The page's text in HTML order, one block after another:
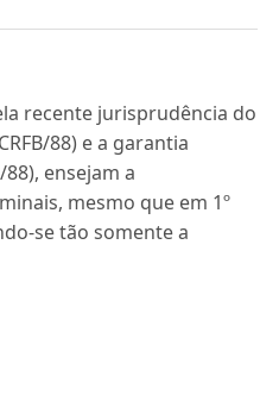
recente jurisprudência do
88) e a garantia
ensejam a
mesmo que em 1º
se tão somente a